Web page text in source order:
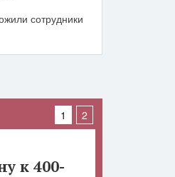
сотрудники
1 2
к 400-